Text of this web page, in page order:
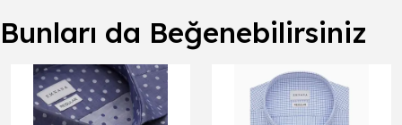
Bunları da Beğenebilirsiniz